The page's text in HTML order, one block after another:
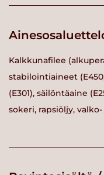
Kalkkunafilee
stabilointiaineet
(E301), säilöntäaine
sokeri, rapsiöljy,